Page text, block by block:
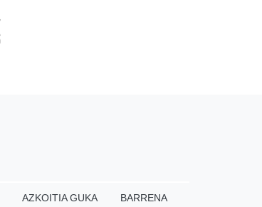
AZKOITIA GUKA BARRENA